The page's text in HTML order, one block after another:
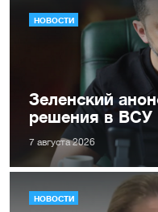
НОВОСТИ
Зеленский
решения в ВСУ
7 августа 2026
НОВОСТИ